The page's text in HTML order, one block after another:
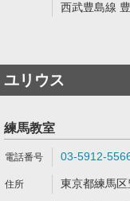
西武豊島線
ユリウス
練馬教室
03-5912-
東京都練馬